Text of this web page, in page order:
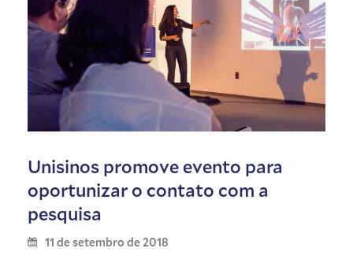
Unisinos promove evento para
oportunizar o contato com a
pesquisa
11 de setembro de 2018